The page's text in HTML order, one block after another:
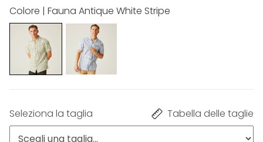
Colore | Fauna Antique White Stripe
Seleziona la taglia Tabella delle taglie